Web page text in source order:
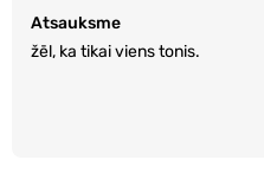
Atsauksme
žēl, ka tikai viens tonis.